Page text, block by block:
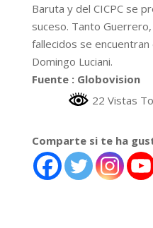
Baruta y del CICPC se
suceso. Tanto
fallecidos se
Domingo Luciani.
Fuente : Globovision
22 Vistas
Comparte si te ha